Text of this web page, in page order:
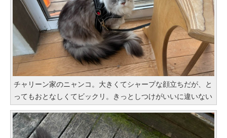
チャリーン家のニャンコ。大きくてシャープな顔立ちだが、と
ってもおとなしくてビックリ。きっとしつけがいいに違いない